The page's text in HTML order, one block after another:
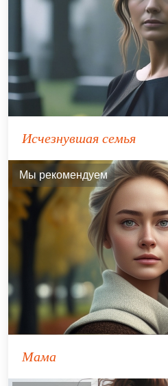
Исчезнувшая семья
Мы рекомендуем
Мама